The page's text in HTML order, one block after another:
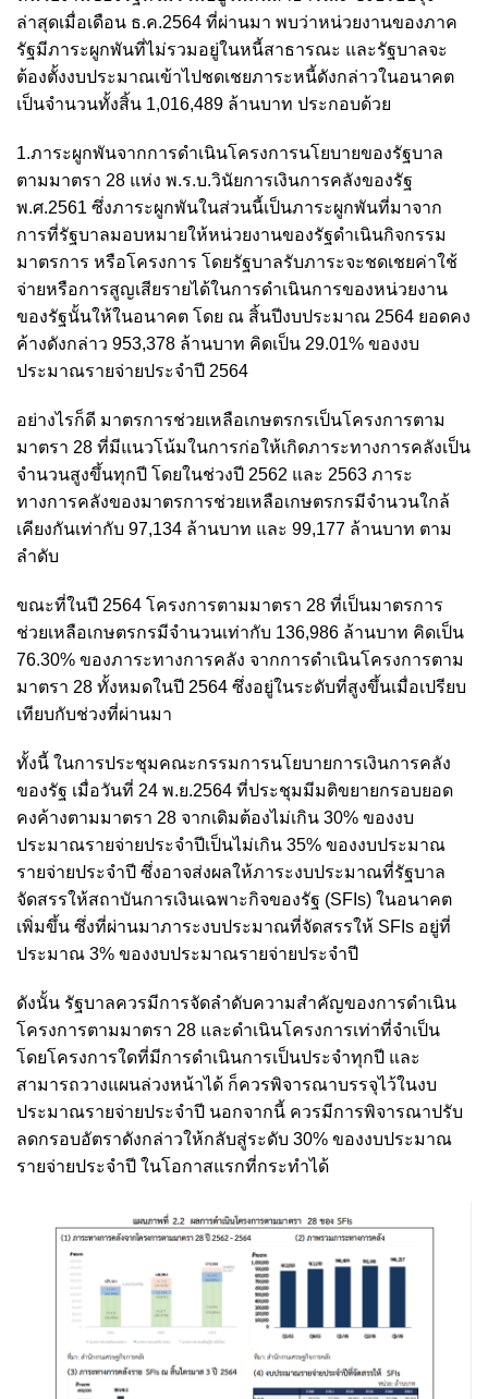
ล่าสุดเมื่อเดือน ธ.ค.2564 ที่ผ่านมา พบว่าหน่วยงานของภาค
รัฐมีภาระผูกพันที่ไม่รวมอยู่ในหนี้สาธารณะ และรัฐบาลจะ
ต้องตั้งงบประมาณเข้าไปชดเชยภาระหนี้ดังกล่าวในอนาคต
เป็นจำนวนทั้งสิ้น 1,016,489 ล้านบาท ประกอบด้วย
1.ภาระผูกพันจากการดำเนินโครงการนโยบายของรัฐบาล
ตามมาตรา 28 แห่ง พ.ร.บ.วินัยการเงินการคลังของรัฐ
พ.ศ.2561 ซึ่งภาระผูกพันในส่วนนี้เป็นภาระผูกพันที่มาจาก
การที่รัฐบาลมอบหมายให้หน่วยงานของรัฐดำเนินกิจกรรม
มาตรการ หรือโครงการ โดยรัฐบาลรับภาระจะชดเชยค่าใช้
จ่ายหรือการสูญเสียรายได้ในการดำเนินการของหน่วยงาน
ของรัฐนั้นให้ในอนาคต โดย ณ สิ้นปีงบประมาณ 2564 ยอดคง
ค้างดังกล่าว 953,378 ล้านบาท คิดเป็น 29.01% ของงบ
ประมาณรายจ่ายประจำปี 2564
อย่างไรก็ดี มาตรการช่วยเหลือเกษตรกรเป็นโครงการตาม
มาตรา 28 ที่มีแนวโน้มในการก่อให้เกิดภาระทางการคลังเป็น
จำนวนสูงขึ้นทุกปี โดยในช่วงปี 2562 และ 2563 ภาระ
ทางการคลังของมาตรการช่วยเหลือเกษตรกรมีจำนวนใกล้
เคียงกันเท่ากับ 97,134 ล้านบาท และ 99,177 ล้านบาท ตาม
ลำดับ
ขณะที่ในปี 2564 โครงการตามมาตรา 28 ที่เป็นมาตรการ
ช่วยเหลือเกษตรกรมีจำนวนเท่ากับ 136,986 ล้านบาท คิดเป็น
76.30% ของภาระทางการคลัง จากการดำเนินโครงการตาม
มาตรา 28 ทั้งหมดในปี 2564 ซึ่งอยู่ในระดับที่สูงขึ้นเมื่อเปรียบ
เทียบกับช่วงที่ผ่านมา
ทั้งนี้ ในการประชุมคณะกรรมการนโยบายการเงินการคลัง
ของรัฐ เมื่อวันที่ 24 พ.ย.2564 ที่ประชุมมีมติขยายกรอบยอด
คงค้างตามมาตรา 28 จากเดิมต้องไม่เกิน 30% ของงบ
ประมาณรายจ่ายประจำปีเป็นไม่เกิน 35% ของงบประมาณ
รายจ่ายประจำปี ซึ่งอาจส่งผลให้ภาระงบประมาณที่รัฐบาล
จัดสรรให้สถาบันการเงินเฉพาะกิจของรัฐ (SFIs) ในอนาคต
เพิ่มขึ้น ซึ่งที่ผ่านมาภาระงบประมาณที่จัดสรรให้ SFIs อยู่ที่
ประมาณ 3% ของงบประมาณรายจ่ายประจำปี
ดังนั้น รัฐบาลควรมีการจัดลำดับความสำคัญของการดำเนิน
โครงการตามมาตรา 28 และดำเนินโครงการเท่าที่จำเป็น
โดยโครงการใดที่มีการดำเนินการเป็นประจำทุกปี และ
สามารถวางแผนล่วงหน้าได้ ก็ควรพิจารณาบรรจุไว้ในงบ
ประมาณรายจ่ายประจำปี นอกจากนี้ ควรมีการพิจารณาปรับ
ลดกรอบอัตราดังกล่าวให้กลับสู่ระดับ 30% ของงบประมาณ
รายจ่ายประจำปี ในโอกาสแรกที่กระทำได้